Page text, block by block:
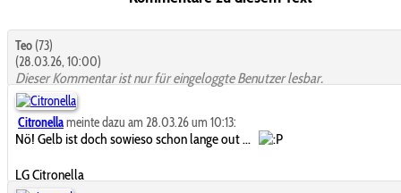
Teo (73)
(28.03.26, 10:00)
Dieser Kommentar ist nur für eingeloggte Benutzer lesbar.
Citronellameinte dazu am 28.03.26 um 10:13:
Nö! Gelb ist doch sowieso schon lange out ...
LG Citronella